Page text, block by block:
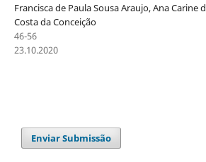
Francisca de Paula Sousa Araujo, Ana Carine
Costa da Conceição
46-56
23.10.2020
Enviar Submissão